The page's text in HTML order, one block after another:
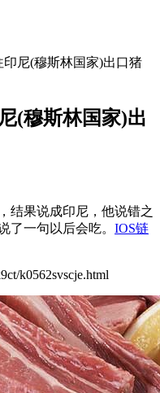
尼(穆斯林国家)出口猪
(穆斯林国家)出
结果说成印尼，他说错之
了一句以后会吃。 IOS链
k0562svscje.html